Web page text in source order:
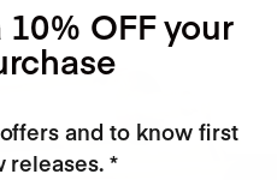
OFF your
and to know first
releases. *